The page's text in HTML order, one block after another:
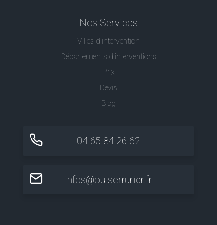
Nos Services
Villes d'intervention
Départements d'interventions
Prix
Devis
Blog
04 65 84 26 62
infos@ou-serrurier.fr